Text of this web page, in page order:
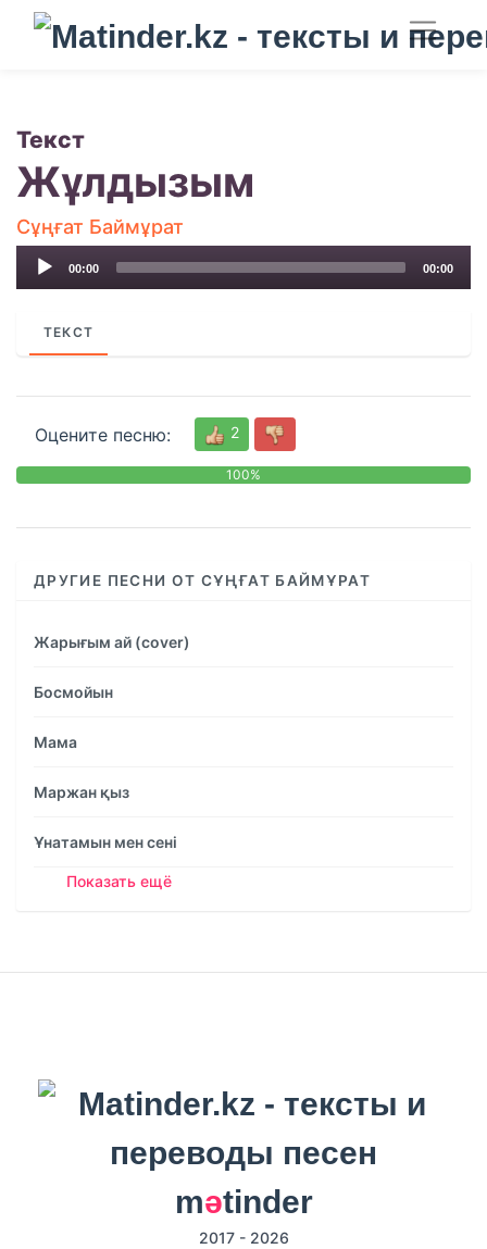
Текст
Жұлдызым
Сұңғат Баймұрат
Audio
00:00 00:00
ТЕКСТ
Оцените песню: 2
100%
ДРУГИЕ ПЕСНИ ОТ СҰҢҒАТ БАЙМҰРАТ
Жарығым ай (cover)
Босмойын
Мама
Маржан қыз
Ұнатамын мен сені
Показать ещё
mәtinder
2017 - 2026